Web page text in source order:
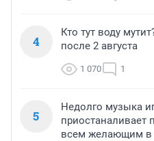
4
Кто тут воду
после 2 августа
1 070 1
5
Недолго музыка
приостаналивает
всем желающим в